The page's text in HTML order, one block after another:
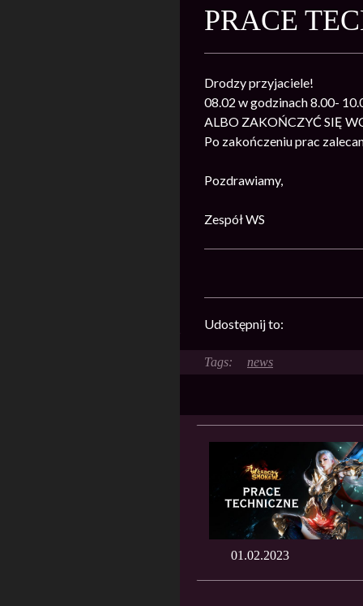
PRACE
Drodzy przyjaciele!
08.02 w godzinach 8.00-
ALBO ZAKOŃCZYĆ SIĘ
Po zakończeniu prac
Pozdrawiamy,
Zespół WS
Udostępnij to:
news
01.02.2023